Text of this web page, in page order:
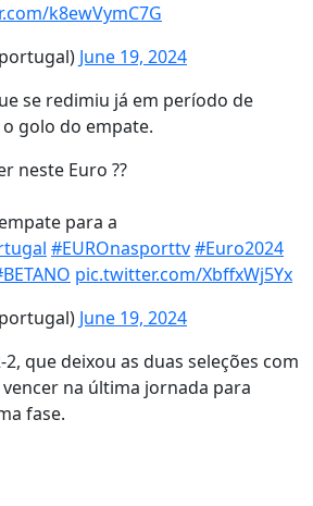
k8ewVymC7G
June 19, 2024
se redimiu já em período de
golo do empate.
neste Euro ??
para a
#EUROnasporttv#Euro2024
pic.twitter.com/XbffxWj5Yx
June 19, 2024
que deixou as duas seleções com
na última jornada para
fase.